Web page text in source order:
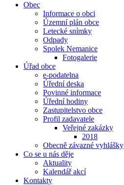
Obec
Informace o obci
Územní plán obce
Letecké snímky
Odpady
Spolek Nemanice
Fotogalerie
Úřad obce
e-podatelna
Úřední deska
Povinné informace
Úřední hodiny
Zastupitelstvo obce
Profil zadavatele
Veřejné zakázky
2018
Obecně závazné vyhlášky
Co se u nás děje
Aktuality
Kalendář akcí
Kontakty